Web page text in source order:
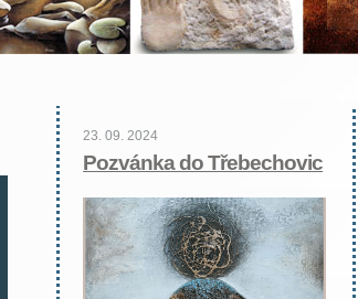
23. 09. 2024
Pozvánka do Třebechovic